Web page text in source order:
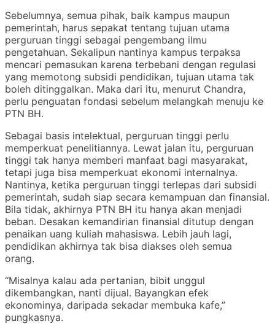
Sebelumnya, semua pihak, baik kampus maupun
pemerintah, harus sepakat tentang tujuan utama
perguruan tinggi sebagai pengembang ilmu
pengetahuan. Sekalipun nantinya kampus terpaksa
mencari pemasukan karena terbebani dengan regulasi
yang memotong subsidi pendidikan, tujuan utama tak
boleh ditinggalkan. Maka dari itu, menurut Chandra,
perlu penguatan fondasi sebelum melangkah menuju ke
PTN BH.
Sebagai basis intelektual, perguruan tinggi perlu
memperkuat penelitiannya. Lewat jalan itu, perguruan
tinggi tak hanya memberi manfaat bagi masyarakat,
tetapi juga bisa memperkuat ekonomi internalnya.
Nantinya, ketika perguruan tinggi terlepas dari subsidi
pemerintah, sudah siap secara kemampuan dan finansial.
Bila tidak, akhirnya PTN BH itu hanya akan menjadi
beban. Desakan kemandirian finansial ditutup dengan
penaikan uang kuliah mahasiswa. Lebih jauh lagi,
pendidikan akhirnya tak bisa diakses oleh semua
orang.
“Misalnya kalau ada pertanian, bibit unggul
dikembangkan, nanti dijual. Bayangkan efek
ekonominya, daripada sekadar membuka kafe,”
pungkasnya.